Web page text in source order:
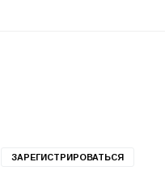
ЗАРЕГИСТРИРОВАТЬСЯ